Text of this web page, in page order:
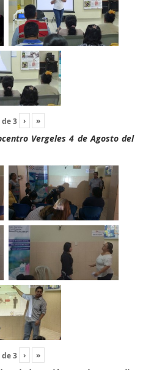
de3 › »
Vergeles 4 de Agosto del
de3 › »